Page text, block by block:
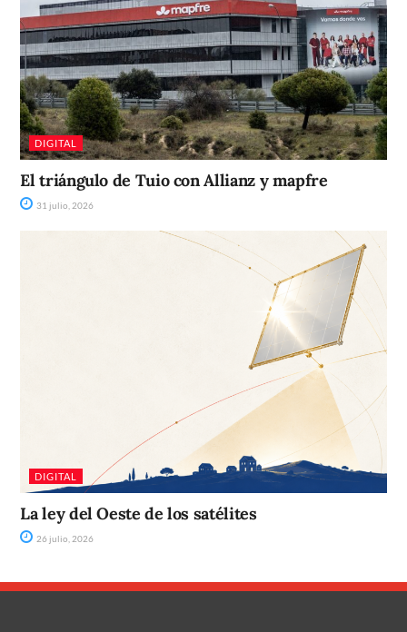
DIGITAL
El triángulo de Tuio con Allianz y mapfre
31 julio, 2026
DIGITAL
La ley del Oeste de los satélites
26 julio, 2026